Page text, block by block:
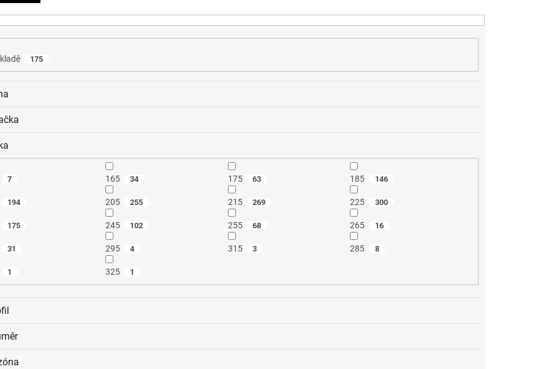
175
7 165 34 175 63 185 146
194 205 255 215 269 225 300
175 245 102 255 68 265 16
31 295 4 315 3 285 8
1 325 1